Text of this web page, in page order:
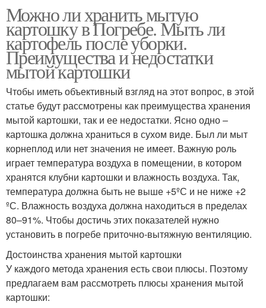
Можно ли хранить мытую
картошку в Погребе. Мыть ли
картофель после уборки.
Преимущества и недостатки
мытой картошки
Чтобы иметь объективный взгляд на этот вопрос, в этой
статье будут рассмотрены как преимущества хранения
мытой картошки, так и ее недостатки. Ясно одно –
картошка должна храниться в сухом виде. Был ли мыт
корнеплод или нет значения не имеет. Важную роль
играет температура воздуха в помещении, в котором
хранятся клубни картошки и влажность воздуха. Так,
температура должна быть не выше +5ºС и не ниже +2
ºС. Влажность воздуха должна находиться в пределах
80–91%. Чтобы достичь этих показателей нужно
установить в погребе приточно-вытяжную вентиляцию.
Достоинства хранения мытой картошки
У каждого метода хранения есть свои плюсы. Поэтому
предлагаем вам рассмотреть плюсы хранения мытой
картошки: